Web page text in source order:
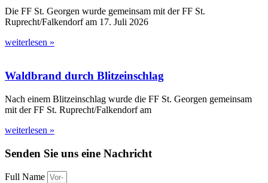
Die FF St. Georgen wurde gemeinsam mit der FF St.
Ruprecht/Falkendorf am 17. Juli 2026
weiterlesen »
Waldbrand durch Blitzeinschlag
Nach einem Blitzeinschlag wurde die FF St. Georgen gemeinsam
mit der FF St. Ruprecht/Falkendorf am
weiterlesen »
Senden Sie uns eine Nachricht
Full Name